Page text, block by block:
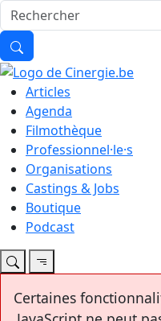
Articles
Agenda
Filmothèque
Professionnel·le·s
Organisations
Castings & Jobs
Boutique
Podcast
Certaines